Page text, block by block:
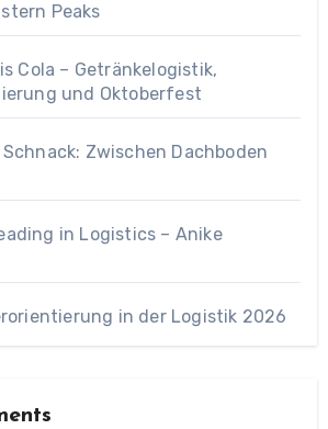
Peaks
Cola – Getränkelogistik,
und Oktoberfest
Zwischen Dachboden
in Logistics – Anike
in der Logistik 2026